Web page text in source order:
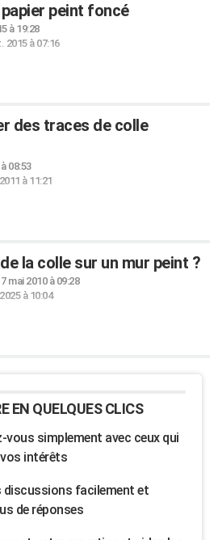
peint foncé
à 19:28
2015 à 07:16
des traces de colle
08:53
à 11:21
la colle sur un mur peint ?
7 mai 2010 à 09:28
à 10:04
EN QUELQUES CLICS
vous simplement avec ceux qui
intérêts
discussions facilement et
de réponses